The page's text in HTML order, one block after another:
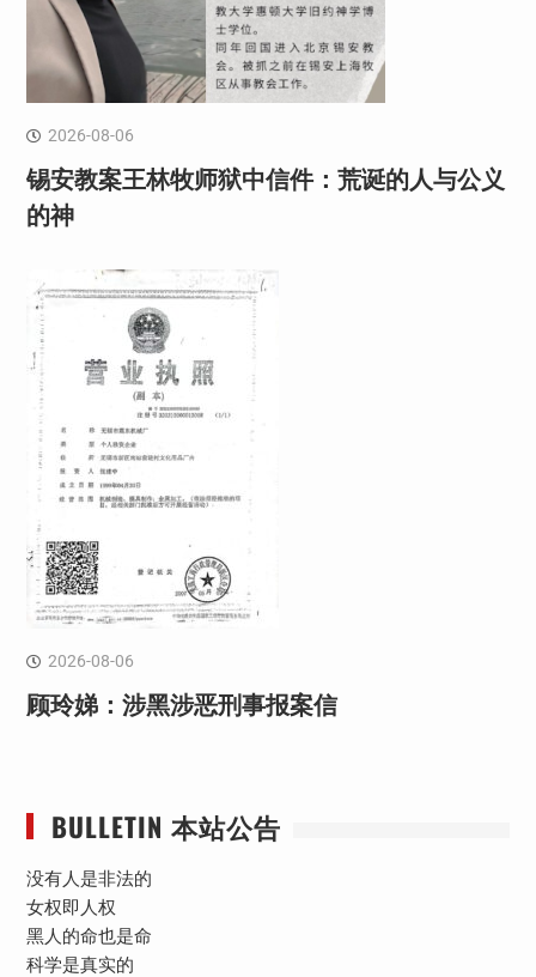
2026-08-06
锡安教案王林牧师狱中信件：荒诞的人与公义
的神
2026-08-06
顾玲娣：涉黑涉恶刑事报案信
BULLETIN 本站公告
没有人是非法的
女权即人权
黑人的命也是命
科学是真实的